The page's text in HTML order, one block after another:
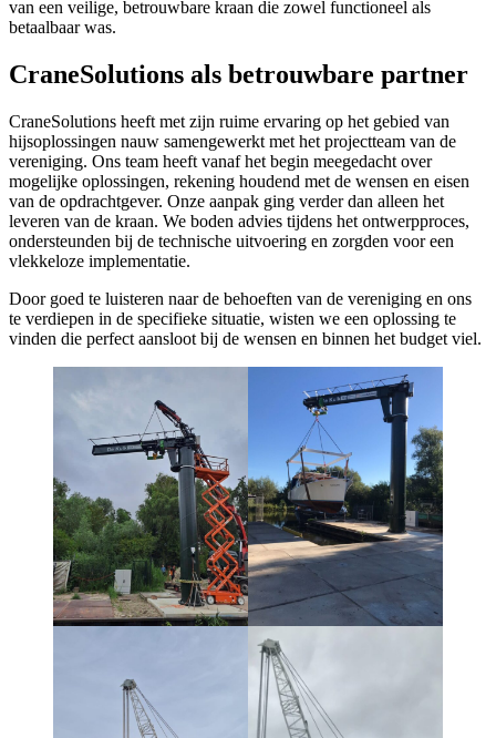
van een veilige, betrouwbare kraan die zowel functioneel als
betaalbaar was.
CraneSolutions als betrouwbare partner
CraneSolutions heeft met zijn ruime ervaring op het gebied van
hijsoplossingen nauw samengewerkt met het projectteam van de
vereniging. Ons team heeft vanaf het begin meegedacht over
mogelijke oplossingen, rekening houdend met de wensen en eisen
van de opdrachtgever. Onze aanpak ging verder dan alleen het
leveren van de kraan. We boden advies tijdens het ontwerpproces,
ondersteunden bij de technische uitvoering en zorgden voor een
vlekkeloze implementatie.
Door goed te luisteren naar de behoeften van de vereniging en ons
te verdiepen in de specifieke situatie, wisten we een oplossing te
vinden die perfect aansloot bij de wensen en binnen het budget viel.